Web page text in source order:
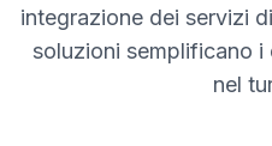
integrazione dei servizi
soluzioni semplificano
nel